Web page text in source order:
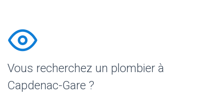
Vous recherchez un plombier à
Capdenac-Gare ?